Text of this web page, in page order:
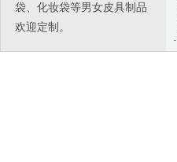
袋、化妆袋等男女皮具制品
欢迎定制。